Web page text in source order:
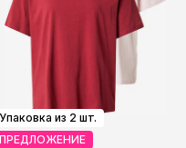
Упаковка из 2 шт.
ПРЕДЛОЖЕНИЕ